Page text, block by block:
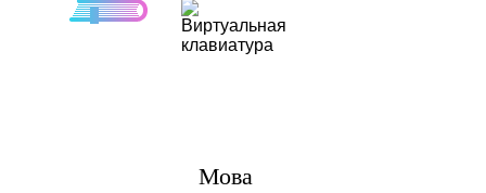
Мова